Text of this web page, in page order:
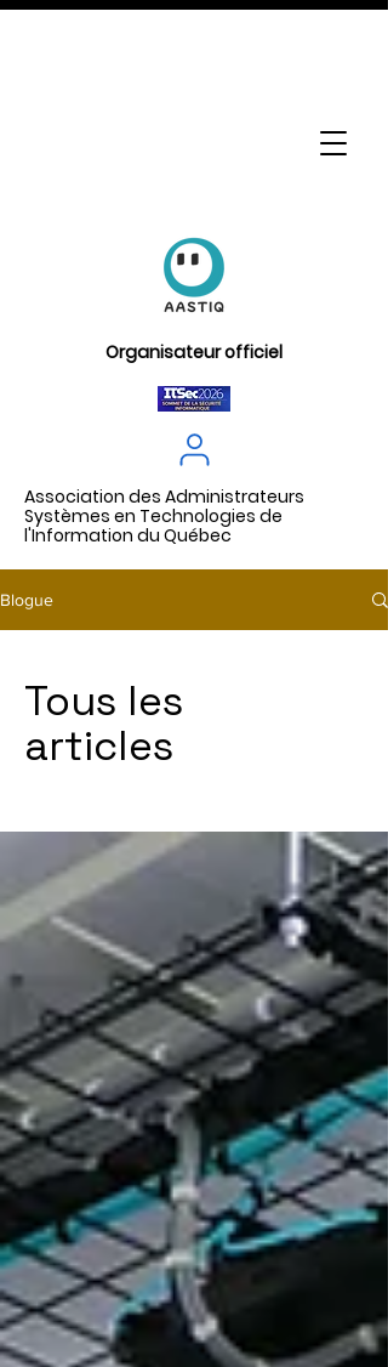
Organisateur officiel
Association des Administrateurs
Systèmes en Technologies de
l'Information du Québec
Blogue
Tous les
articles